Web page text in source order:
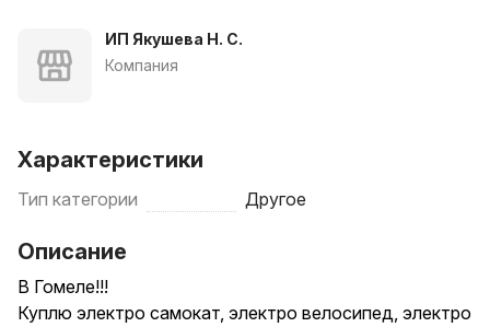
ИП Якушева Н. С.
Компания
Характеристики
Тип категории Другое
Описание
В Гомеле!!!
Куплю электро самокат, электро велосипед, электро